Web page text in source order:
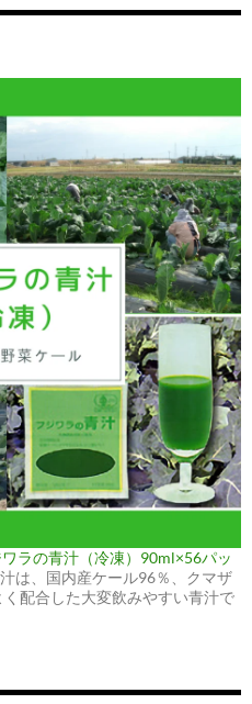
ラの青汁（冷凍）90ml×56パッ
は、国内産ケール96％、クマザ
配合した大変飲みやすい青汁で